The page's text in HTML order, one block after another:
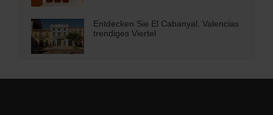
Entdecken Sie El Cabanyal, Valencias
trendiges Viertel